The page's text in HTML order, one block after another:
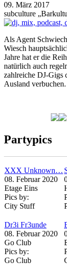
09. März 2017
subculture
Als Agent
Wiesch
Jahre hat er die
natürlich auch
zahlreiche DJ-Gigs
Ausland verbuchen.
Partypics
XXX Unknown…
08. Februar 2020
Etage Eins
Pics by:
City Stuff
Dr3i Fr3unde
08. Februar 2020
Go Club
Pics by:
Go Club